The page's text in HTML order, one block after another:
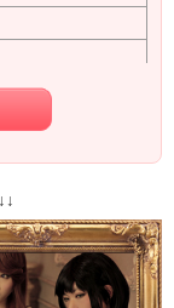
たらない暗いところ
トです）
よう加工しておりま
部屋の照明により実